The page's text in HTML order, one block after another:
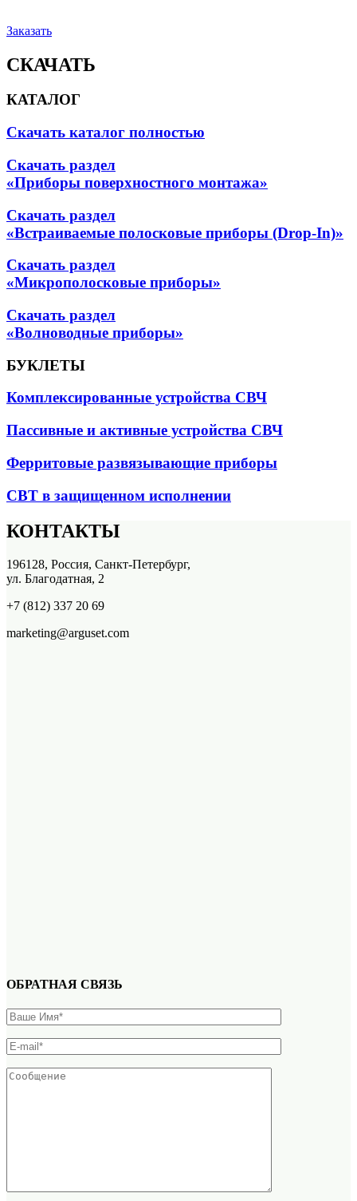
Заказать
СКАЧАТЬ
КАТАЛОГ
Скачать каталог полностью
Скачать раздел
«Приборы поверхностного монтажа»
Скачать раздел
«Встраиваемые полосковые приборы (Drop-In)»
Скачать раздел
«Микрополосковые приборы»
Скачать раздел
«Волноводные приборы»
БУКЛЕТЫ
Комплексированные устройства СВЧ
Пассивные и активные устройства СВЧ
Ферритовые развязывающие приборы
СВТ в защищенном исполнении
КОНТАКТЫ
196128, Россия, Санкт-Петербург,
ул. Благодатная, 2
+7 (812) 337 20 69
marketing@arguset.com
ОБРАТНАЯ СВЯЗЬ